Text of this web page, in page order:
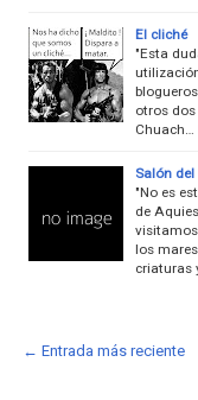
El cliché
"Esta
otros dos
Chuach…
Salón del
"No es
de
los
criaturas
← Entrada más reciente